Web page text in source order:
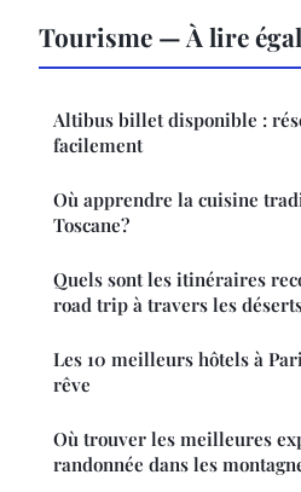
Tourisme — À lire
Altibus billet disponible :
facilement
Où apprendre la cuisine
Toscane?
Quels sont les itinéraires
road trip à travers les
Les 10 meilleurs hôtels à
rêve
Où trouver les meilleures
randonnée dans les